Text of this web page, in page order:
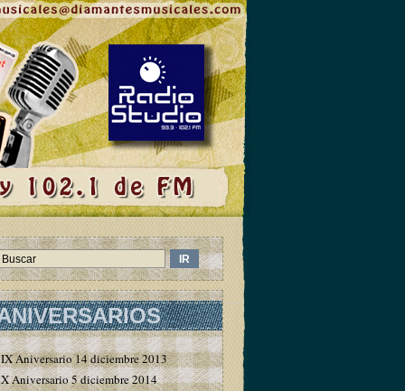
IX Aniversario 14 diciembre 2013
X Aniversario 5 diciembre 2014